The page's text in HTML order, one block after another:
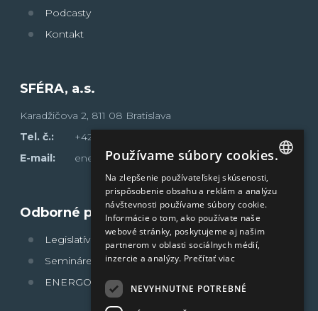
Podcasty
Kontakt
SFÉRA, a.s.
Karadžičova 2, 811 08 Bratislava
Tel. č.:
+421 2 502 13 142
E-mail:
energoklub@sfera.sk
Odborné portály
Legislatívne povinnosti
Semináre sféra
ENERGOFÓRUM
SLOVAK
ENGLISH
Používame súbory cookies.
Na zlepšenie používateľskej skúsenosti,
prispôsobenie obsahu a reklám a analýzu
návštevnosti používame súbory cookie.
Informácie o tom, ako používate naše
webové stránky, poskytujeme aj našim
partnerom v oblasti sociálnych médií,
inzercie a analýzy. Prečítať viac
NEVYHNUTNE POTREBNÉ